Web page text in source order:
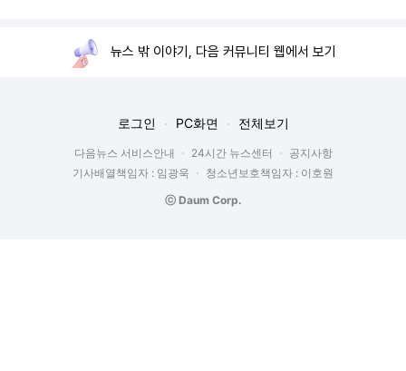
뉴스 밖 이야기, 다음 커뮤니티 웹에서 보기
로그인 PC화면 전체보기
다음뉴스 서비스안내 24시간 뉴스센터
공지사항
기사배열책임자 : 임광욱
청소년보호책임자 : 이호원
ⓒ Daum Corp.